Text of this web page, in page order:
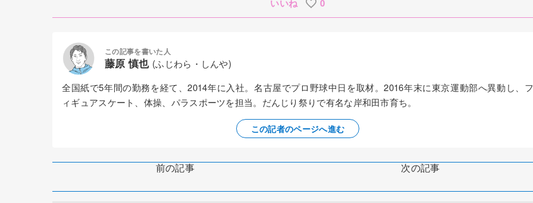
いいね 0
この記事を書いた人
藤原 慎也 (ふじわら・しんや)
全国紙で5年間の勤務を経て、2014年に入社。名古屋でプロ野球中日を取材。2016年末に東京運動部へ異動し、
ィギュアスケート、体操、パラスポーツを担当。だんじり祭りで有名な岸和田市育ち。
この記者のページへ進む
前の記事 次の記事